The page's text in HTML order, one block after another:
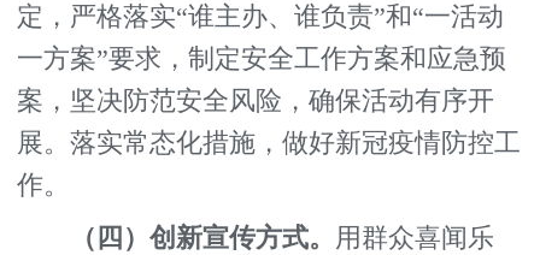
定，严格落实“谁主办、谁负责”和“一活动
一方案”要求，制定安全工作方案和应急预
案，坚决防范安全风险，确保活动有序开
展。落实常态化措施，做好新冠疫情防控工
作。
（四）创新宣传方式。 用群众喜闻乐